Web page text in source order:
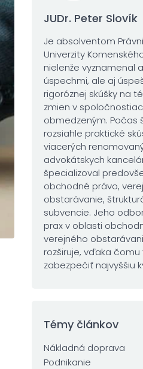
JUDr. Peter Slovík
Je absolventom
Univerzity
nielenže vyznamenal
úspechmi, ale aj
rigoróznej skúšky na
zmien v
obmedzeným. Počas
rozsiahle praktické
viacerých
advokátskych
špecializoval
obchodné právo,
obstarávanie,
subvencie. Jeho
prax v oblasti
verejného
rozširuje, vďaka
zabezpečiť najvyššiu
Témy článkov
Nákladná doprava
Podnikanie